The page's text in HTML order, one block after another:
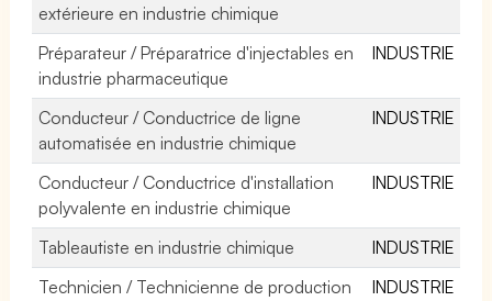
extérieure en industrie chimique
Préparateur / Préparatrice d'injectables en
industrie pharmaceutique
INDUSTRIE
Conducteur / Conductrice de ligne
automatisée en industrie chimique
INDUSTRIE
Conducteur / Conductrice d'installation
polyvalente en industrie chimique
INDUSTRIE
Tableautiste en industrie chimique
INDUSTRIE
Technicien / Technicienne de production
INDUSTRIE